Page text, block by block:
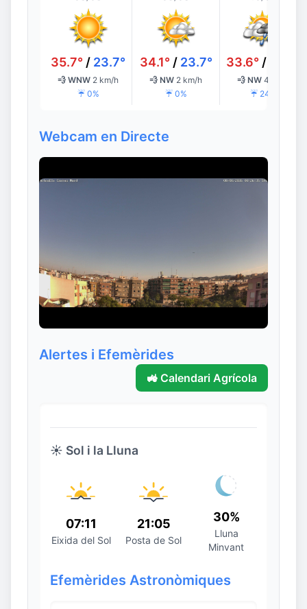
35.7° / 23.7°
💨 WNW 2 km/h
☔ 0%
34.1° / 23.7°
💨 NW 2 km/h
☔ 0%
33.6° /
💨 NW 4 km/h
☔ 24%
Webcam en Directe
Alertes i Efemèrides
🚜 Calendari Agrícola
☀️ Sol i la Lluna
07:11
Eixida del Sol
21:05
Posta de Sol
30%
Lluna
Minvant
Efemèrides Astronòmiques